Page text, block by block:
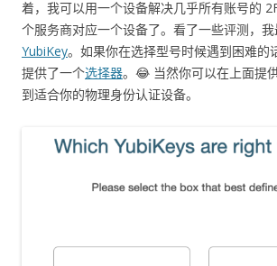
着，我可以用一个设备解决几乎所有账号的
个服务商对应一个设备了。看了一些评测，
YubiKey。如果你在选择型号时候遇到困难的
提供了一个选择器。😂 当然你可以在上面提
到适合你的物理身份认证设备。